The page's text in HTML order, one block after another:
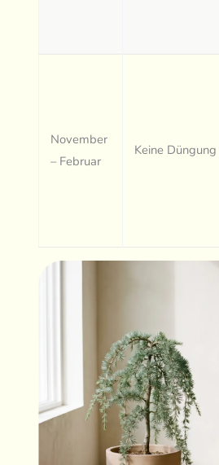
November
– Februar
Keine Düngung